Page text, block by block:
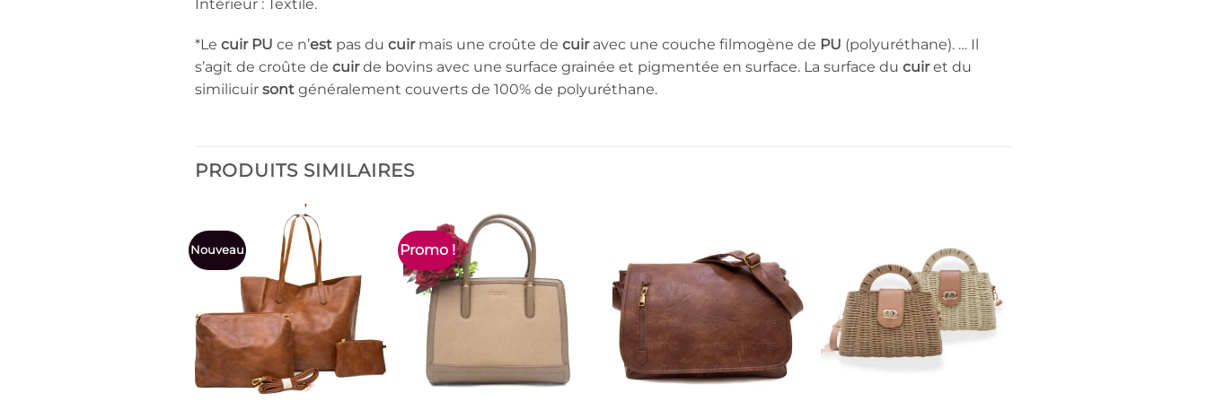
Intérieur : Textile.
*Le cuir PU ce n’est pas du cuirmais une croûte de cuiravec une couche filmogène de PU (polyuréthane). … Il
s’agit de croûte de cuirde bovins avec une surface grainée et pigmentée en surface. La surface du cuiret du
similicuir sont généralement couverts de 100% de polyuréthane.
PRODUITS SIMILAIRES
Nouveau Promo !